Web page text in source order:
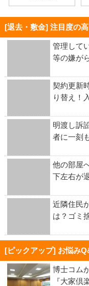
[退去・敷金] 注目度の
管理して
等の嫌が
契約更新
り替え！
明渡し訴
者に一刻
他の部屋
下左右が
近隣住民
は？ゴミ
[ピックアップ] お悩み
博士コム
『大家倶